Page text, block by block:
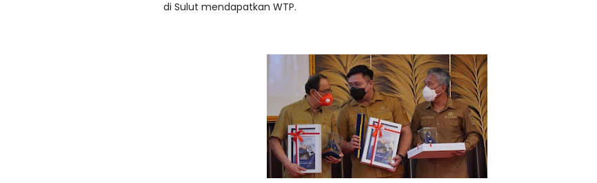
di Sulut mendapatkan WTP.